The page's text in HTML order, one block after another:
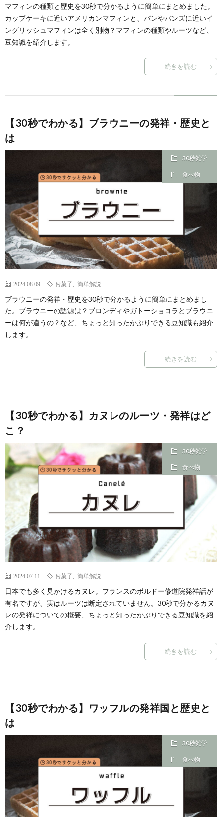
と
史
の
習
マフィンの種類と歴史を30秒で分かるように簡単にまとめました。
カップケーキに近いアメリカンマフィンと、パンやバンズに近いイ
ングリッシュマフィンは全く別物？マフィンの種類やルーツなど、
豆知識を紹介します。
続きを読む
【30秒でわかる】ブラウニーの発祥・歴史と
は
30秒雑学
食べ物
2024.08.09 お菓子 簡単解説
ブラウニーの発祥・歴史を30秒で分かるように簡単にまとめまし
た。ブラウニーの語源は？ブロンディやガトーショコラとブラウニ
ーは何が違うの？など、ちょっと知ったかぶりできる豆知識も紹介
します。
続きを読む
【30秒でわかる】カヌレのルーツ・発祥はど
こ？
30秒雑学
食べ物
2024.07.11 お菓子 簡単解説
日本でも多く見かけるカヌレ。フランスのボルドー修道院発祥話が
有名ですが、実はルーツは断定されていません。30秒で分かるカヌ
レの発祥についての概要、ちょっと知ったかぶりできる豆知識を紹
介します。
続きを読む
【30秒でわかる】ワッフルの発祥国と歴史と
は
30秒雑学
食べ物